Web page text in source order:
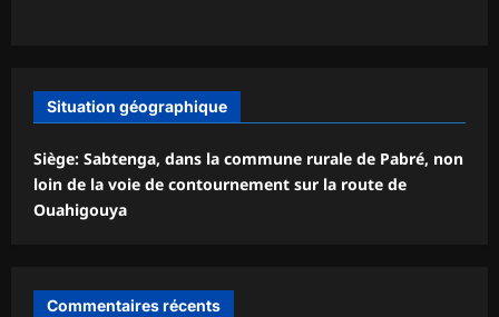
Situation géographique
Siège: Sabtenga, dans la commune rurale de Pabré, non
loin de la voie de contournement sur la route de
Ouahigouya
Commentaires récents